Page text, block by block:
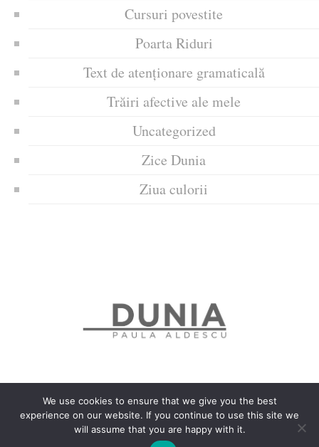
Cursuri povestite
Poarta Riduri
Text de atenționare gramaticală
Trăiri afective ale mele
Uncategorized
Zice Dunia
Ziua culorii
Politica de confidențialitate
Politică privind fișierele cookies
Copyrights © 2018 Dunia
We use cookies to ensure that we give you the best
experience on our website. If you continue to use this site we
will assume that you are happy with it.